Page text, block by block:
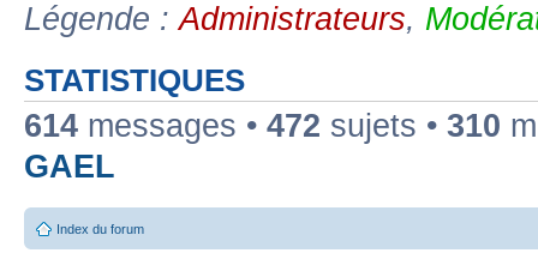
Légende :Administrateurs,
STATISTIQUES
614 messages • 472 sujets • 310
GAEL
Index du forum